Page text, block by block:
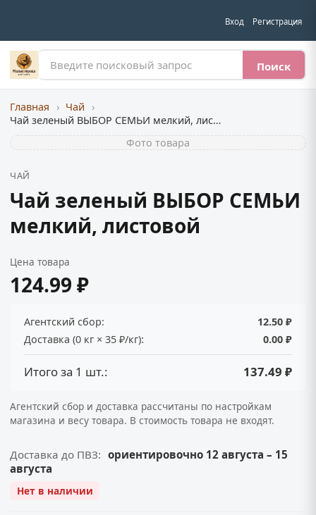
Вход Регистрация
Поиск
Главная › Чай
›
Чай зеленый ВЫБОР СЕМЬИ мелкий, листовой
Фото товара
ЧАЙ
Чай зеленый ВЫБОР СЕМЬИ
мелкий, листовой
Цена товара
124.99 ₽
Агентский сбор:
12.50 ₽
Доставка (0 кг × 35 ₽/кг):
0.00 ₽
Итого за 1 шт.: 137.49 ₽
Агентский сбор и доставка рассчитаны по настройкам
магазина и весу товара. В стоимость товара не входят.
Доставка до ПВЗ: ориентировочно 12 августа – 15
августа
Нет в наличии